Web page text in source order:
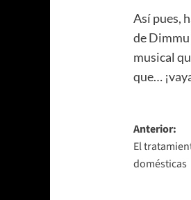
Así pues,
de
musical
que…
de
Anterior:
El
domésticas